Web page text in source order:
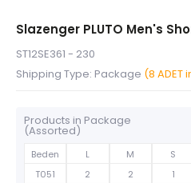
Slazenger PLUTO Men's
ST12SE361 - 230
Shipping Type: Package (8 ADET
Products in Package
(Assorted)
Beden L M S
T051
2 2 1